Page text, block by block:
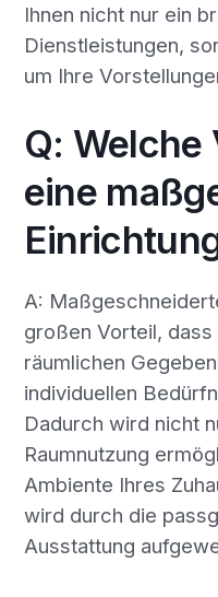
Ihnen nicht nur ein
Dienstleistungen,
um Ihre
Q: Welche
eine
A:
großen Vorteil,
räumlichen
individuellen
Dadurch wird nicht
Raumnutzung
Ambiente Ihres
wird durch die
Ausstattung